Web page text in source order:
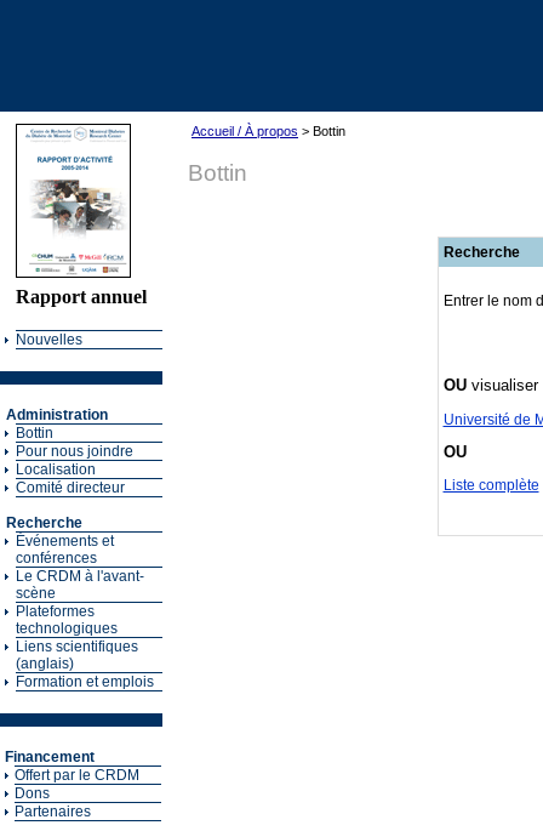
Rapport annuel
Nouvelles
Administration
Bottin
Pour nous joindre
Localisation
Comité directeur
Recherche
Événements et
conférences
Le CRDM à l'avant-
scène
Plateformes
technologiques
Liens scientifiques
(anglais)
Formation et emplois
Financement
Offert par le CRDM
Dons
Partenaires
Accueil / À propos > Bottin
Bottin
Recherche
Entrer le nom
OUvisualiser
Université de
OU
Liste complète